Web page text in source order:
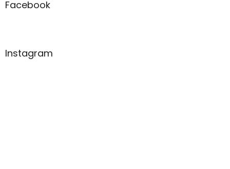
Facebook
Instagram